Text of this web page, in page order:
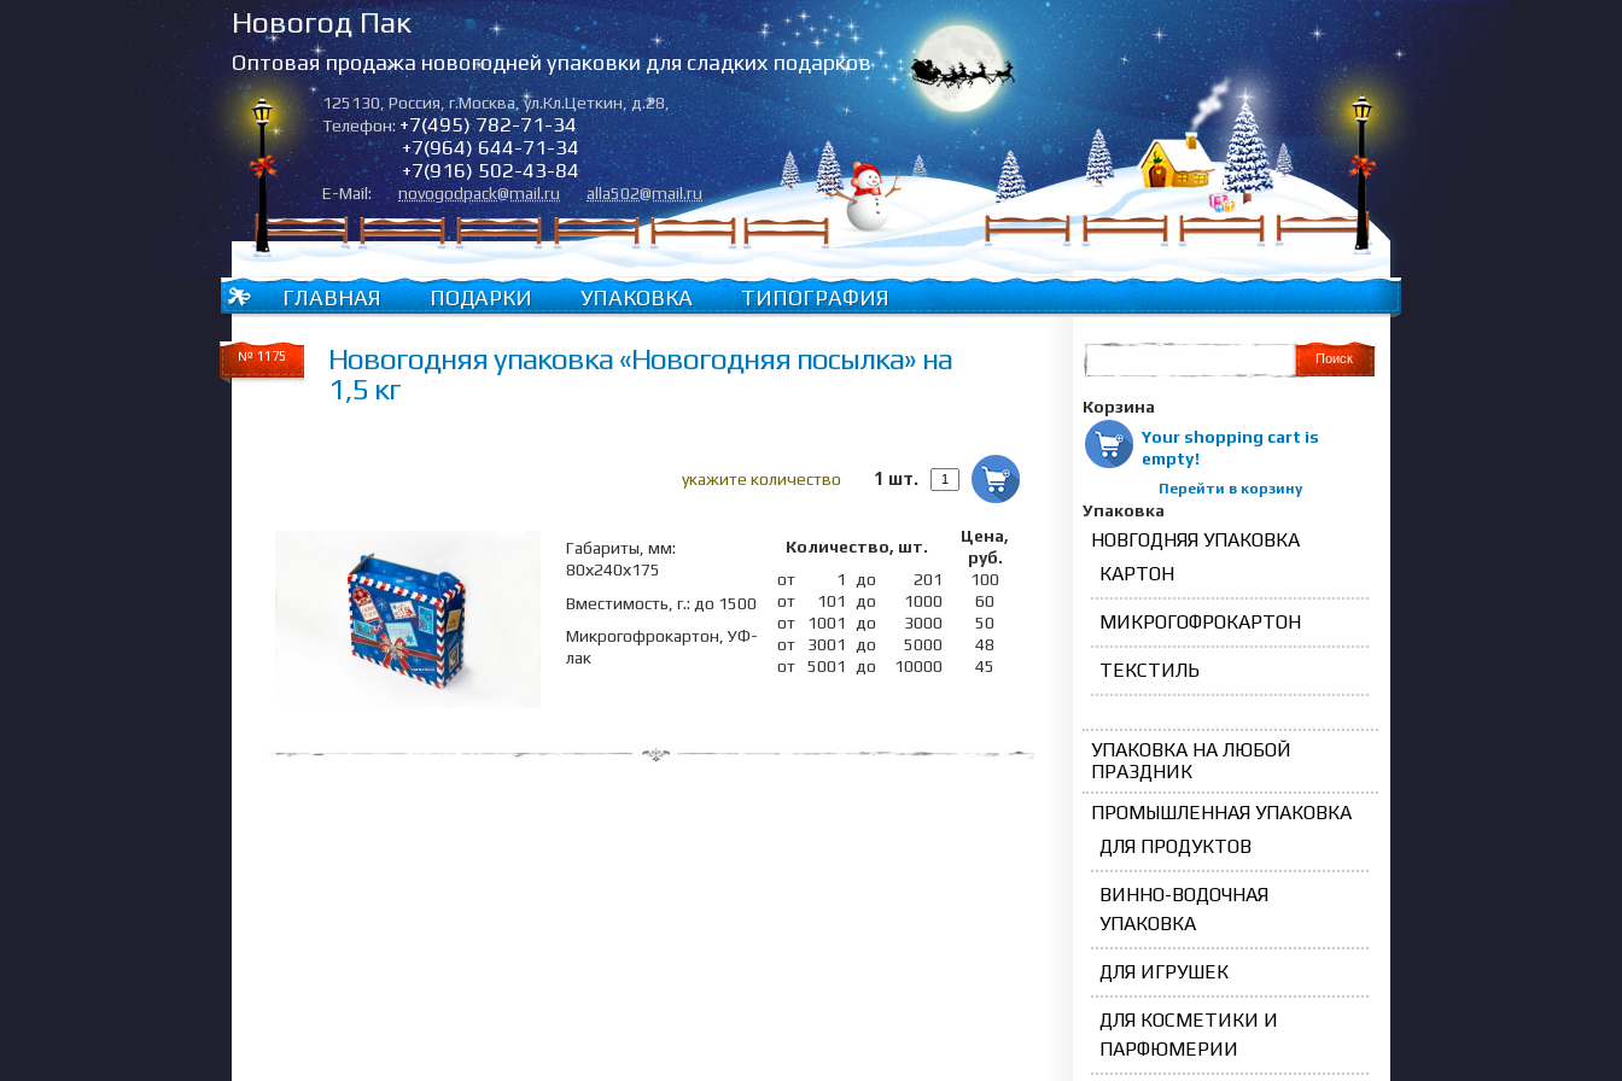
Новогод Пак
Оптовая продажа новогодней упаковки для сладких подарков
125130,Россия,г.Москва,ул.Кл.Цеткин, д.28
Телефон: +7(495) 782-71-34
+7(964) 644-71-34
+7(916) 502-43-84
E-Mail: novogodpack@mail.ru alla502@mail.ru
ГЛАВНАЯ ПОДАРКИ УПАКОВКА ТИПОГРАФИЯ
№ 1175
Новогодняя упаковка «Новогодняя посылка» на
1,5 кг
укажите количество 1 шт.
Габариты, мм:
80х240х175
Вместимость, г.: до 1500
Микрогофрокартон, УФ-
лак
Количество, шт.
Цена,
руб.
от
1 до 201
100
от
101 до 1000
60
от
1001 до 3000
50
от
3001 до 5000
48
от
5001 до 10000 45
Корзина
Your shopping cart is
empty!
Перейти в корзину
Упаковка
НОВГОДНЯЯ УПАКОВКА
КАРТОН
МИКРОГОФРОКАРТОН
ТЕКСТИЛЬ
УПАКОВКА НА ЛЮБОЙ
ПРАЗДНИК
ПРОМЫШЛЕННАЯ УПАКОВКА
ДЛЯ ПРОДУКТОВ
ВИННО-ВОДОЧНАЯ
УПАКОВКА
ДЛЯ ИГРУШЕК
ДЛЯ КОСМЕТИКИ И
ПАРФЮМЕРИИ